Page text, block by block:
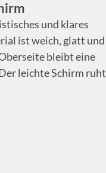
und klares
ist weich, glatt und
bleibt eine
leichte Schirm ruht